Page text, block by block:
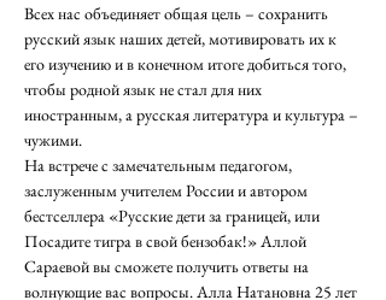
Всех нас объединяет общая цель – сохранить
русский язык наших детей, мотивировать их к
его изучению и в конечном итоге добиться того,
чтобы родной язык не стал для них
иностранным, а русская литература и культура –
чужими.
На встрече с замечательным педагогом,
заслуженным учителем России и автором
бестселлера «Русские дети за границей, или
Посадите тигра в свой бензобак!» Аллой
Сараевой вы сможете получить ответы на
волнующие вас вопросы. Алла Натановна 25 лет